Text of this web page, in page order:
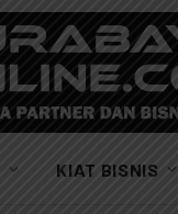
KIAT BISNIS